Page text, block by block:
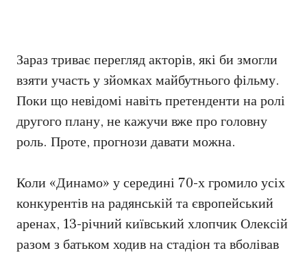
Зараз триває перегляд акторів, які би змогли
взяти участь у зйомках майбутнього фільму.
Поки що невідомі навіть претенденти на ролі
другого плану, не кажучи вже про головну
роль. Проте, прогнози давати можна.
Коли «Динамо» у середині 70-х громило усіх
конкурентів на радянській та європейський
аренах, 13-річний київський хлопчик Олексій
разом з батьком ходив на стадіон та вболівав